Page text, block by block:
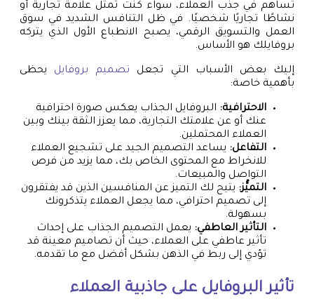
تساهم في جذب العملاء، سواء كنت تمثل علامة تجارية أو
نشاطًا تجاريًا شخصيًا. في ظل التنافس الشديد في سوق
العمل والتسويق الرقمي، يصبح الانطباع الأول الذي يتركه
بروفايلك هو الأساس.
إليك بعض الأسباب التي تجعل تصميم بروفايل يحظى
بأهمية خاصة:
الاحترافية: البروفايل الجذاب يعكس صورة احترافية
عنك أو عن علامتك التجارية، مما يعزز الثقة بينك وبين
العملاء المحتملين.
التفاعل: يساعد التصميم الجيد على تشجيع العملاء
للانخراط مع المحتوى الخاص بك، مما يزيد من فرص
التواصل والمبيعات.
التميُّز: يتيح لك التميز عن المنافسين الذين قد يفتقرون
إلى تصميم احترافي، مما يجعل العملاء يتذكرونك
بسهولة.
التأثير العاطفي: يعمل التصميم الجذاب على إحداث
تأثير عاطفي على العملاء، حيث أن تصاميم معينة قد
تؤدي إلى ربط في الذهن بشكل أفضل مع ما تقدمه.
تأثير البروفايل على جاذبية العملاء